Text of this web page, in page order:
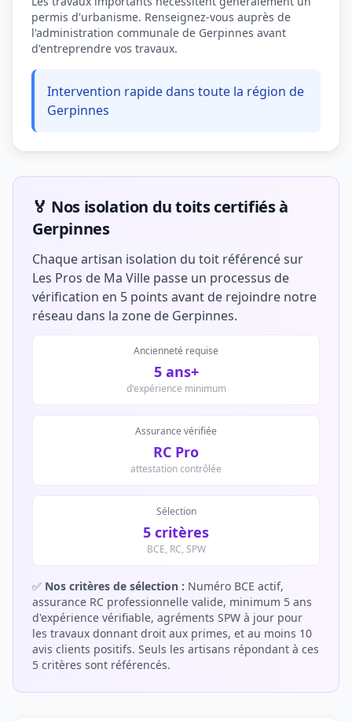
permis d'urbanisme. Renseignez-vous auprès de
l'administration communale de Gerpinnes avant
d'entreprendre vos travaux.
Intervention rapide dans toute la région de
Gerpinnes
🏅 Nos isolation du toits certifiés à
Gerpinnes
Chaque artisan isolation du toit référencé sur
Les Pros de Ma Ville passe un processus de
vérification en 5 points avant de rejoindre notre
réseau dans la zone de Gerpinnes.
Ancienneté requise
5 ans+
d'expérience minimum
Assurance vérifiée
RC Pro
attestation contrôlée
Sélection
5 critères
BCE, RC, SPW
✅ Nos critères de sélection : Numéro BCE actif,
assurance RC professionnelle valide, minimum 5 ans
d'expérience vérifiable, agréments SPW à jour pour
les travaux donnant droit aux primes, et au moins 10
avis clients positifs. Seuls les artisans répondant à ces
5 critères sont référencés.